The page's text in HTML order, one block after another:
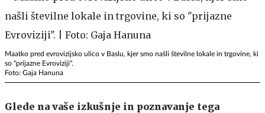
Maatko pred evrovizijsko ulico v Baslu, kjer smo našli številne lokale in trgovine, ki
so "prijazne Evroviziji".
Foto: Gaja Hanuna
Glede na vaše izkušnje in poznavanje tega